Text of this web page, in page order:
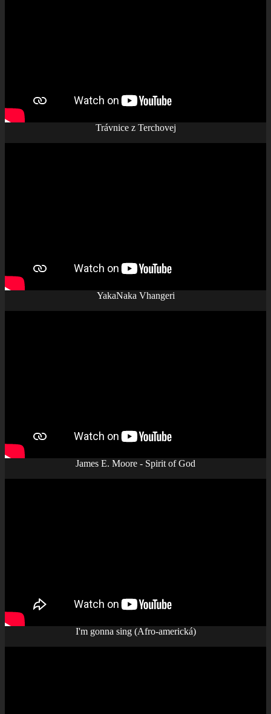
Trávnice z Terchovej
YakaNaka Vhangeri
James E. Moore - Spirit of God
I'm gonna sing (Afro-americká)